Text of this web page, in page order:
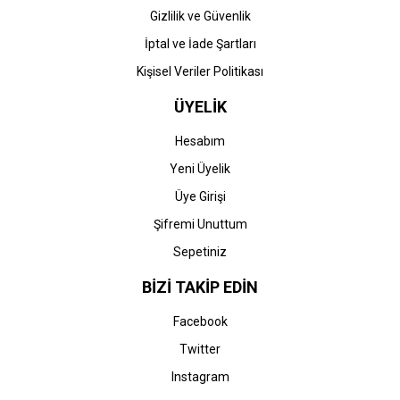
Gizlilik ve Güvenlik
İptal ve İade Şartları
Kişisel Veriler Politikası
ÜYELİK
Hesabım
Yeni Üyelik
Üye Girişi
Şifremi Unuttum
Sepetiniz
BİZİ TAKİP EDİN
Facebook
Twitter
Instagram